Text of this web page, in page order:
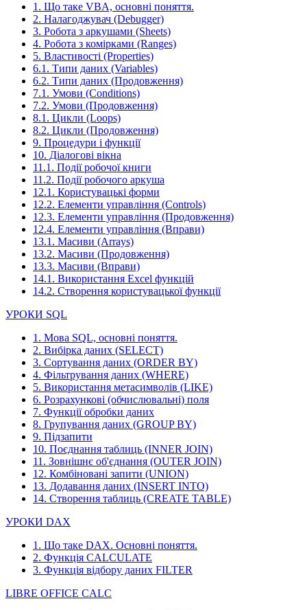
1. Що таке VBA, основні поняття.
2. Налагоджувач (Debugger)
3. Робота з аркушами (Sheets)
4. Робота з комірками (Ranges)
5. Властивості (Properties)
6.1. Типи даних (Variables)
6.2. Типи даних (Продовження)
7.1. Умови (Conditions)
7.2. Умови (Продовження)
8.1. Цикли (Loops)
8.2. Цикли (Продовження)
9. Процедури і функції
10. Діалогові вікна
11.1. Події робочої книги
11.2. Події робочого аркуша
12.1. Користувацькі форми
12.2. Елементи управління (Controls)
12.3. Елементи управління (Продовження)
12.4. Елементи управління (Вправи)
13.1. Масиви (Arrays)
13.2. Масиви (Продовження)
13.3. Масиви (Вправи)
14.1. Використання Excel функцій
14.2. Створення користувацької функції
УРОКИ SQL
1. Мова SQL, основні поняття.
2. Вибірка даних (SELECT)
3. Сортування даних (ORDER BY)
4. Фільтрування даних (WHERE)
5. Використання метасимволів (LIKE)
6. Розрахункові (обчислювальні) поля
7. Функції обробки даних
8. Групування даних (GROUP BY)
9. Підзапити
10. Поєднання таблиць (INNER JOIN)
11. Зовнішнє об'єднання (OUTER JOIN)
12. Комбіновані запити (UNION)
13. Додавання даних (INSERT INTO)
14. Створення таблиць (CREATE TABLE)
УРОКИ DAX
1. Що таке DAX. Основні поняття.
2. Функція CALCULATE
3. Функція відбору даних FILTER
LIBRE OFFICE CALC